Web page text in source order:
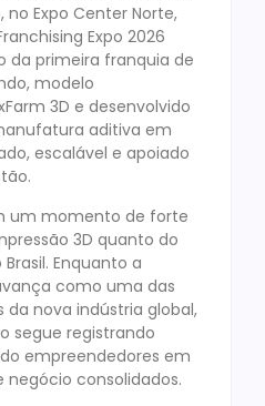
no Expo Center Norte,
Expo 2026
da primeira franquia de
modelo
3D e desenvolvido
aditiva em
escalável e apoiado
um momento de forte
3D quanto do
Enquanto a
como uma das
da nova indústria global,
segue registrando
empreendedores em
consolidados.